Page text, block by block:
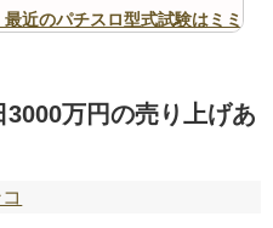
最近のパチスロ型式試験はミミ
んやが、ワイの人生どれくら
ニメの思い出ｗｗｗ
万円の売り上げあ